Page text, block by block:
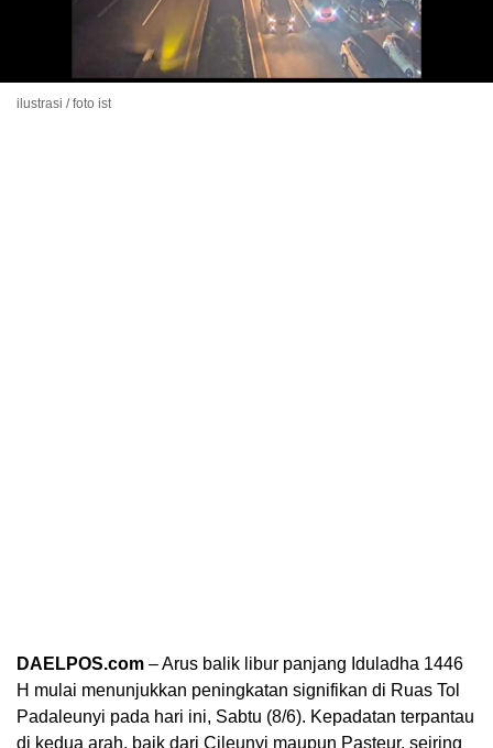
ilustrasi / foto ist
DAELPOS.com – Arus balik libur panjang Iduladha 1446
H mulai menunjukkan peningkatan signifikan di Ruas Tol
Padaleunyi pada hari ini, Sabtu (8/6). Kepadatan terpantau
di kedua arah, baik dari Cileunyi maupun Pasteur, seiring